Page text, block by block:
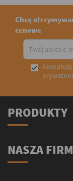
Chcę
cenowe
 Akceptuję
PRODUKTY
NASZA